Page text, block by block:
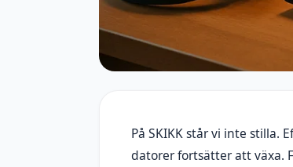
På SKIKK står vi inte stilla.
datorer fortsätter att växa.